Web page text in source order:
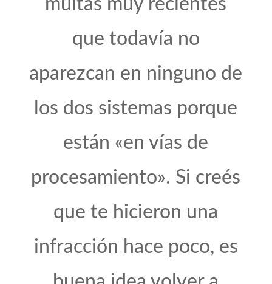
multas muy recientes
que todavía no
aparezcan en ninguno de
los dos sistemas porque
están «en vías de
procesamiento». Si creés
que te hicieron una
infracción hace poco, es